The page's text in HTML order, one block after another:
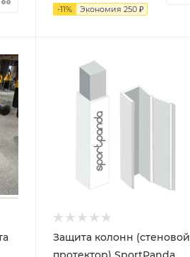
-11% Экономия 250 ₽
Защита колонн (стеновой